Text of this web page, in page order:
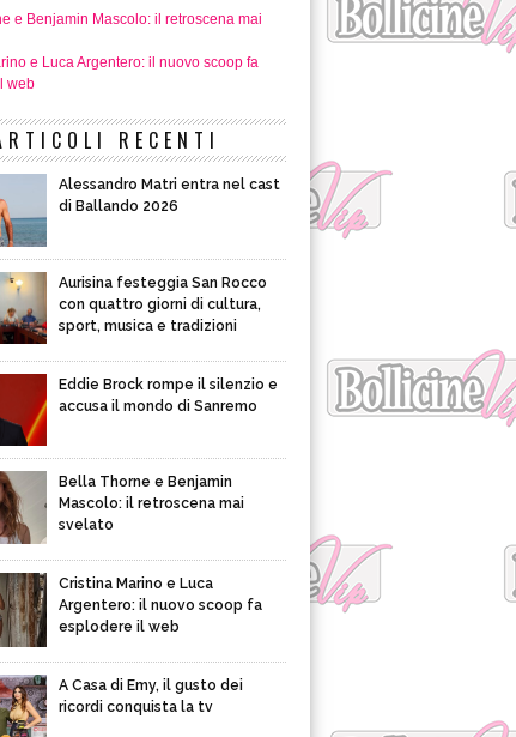
e Benjamin Mascolo: il retroscena mai
e Luca Argentero: il nuovo scoop fa
web
RECENTI
Alessandro Matri entra nel cast
di Ballando 2026
Aurisina festeggia San Rocco
con quattro giorni di cultura,
sport, musica e tradizioni
Eddie Brock rompe il silenzio e
accusa il mondo di Sanremo
Bella Thorne e Benjamin
Mascolo: il retroscena mai
svelato
Cristina Marino e Luca
Argentero: il nuovo scoop fa
esplodere il web
A Casa di Emy, il gusto dei
ricordi conquista la tv